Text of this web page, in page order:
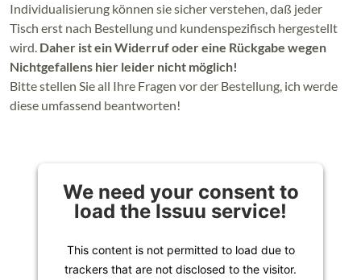
Individualisierung können sie sicher verstehen, daß jeder
Tisch erst nach Bestellung und kundenspezifisch hergestellt
wird. Daher ist ein Widerruf oder eine Rückgabe wegen
Nichtgefallens hier leider nicht möglich!
Bitte stellen Sie all Ihre Fragen vor der Bestellung, ich werde
diese umfassend beantworten!
We need your consent to
load the Issuu service!
This content is not permitted to load due to
trackers that are not disclosed to the visitor.